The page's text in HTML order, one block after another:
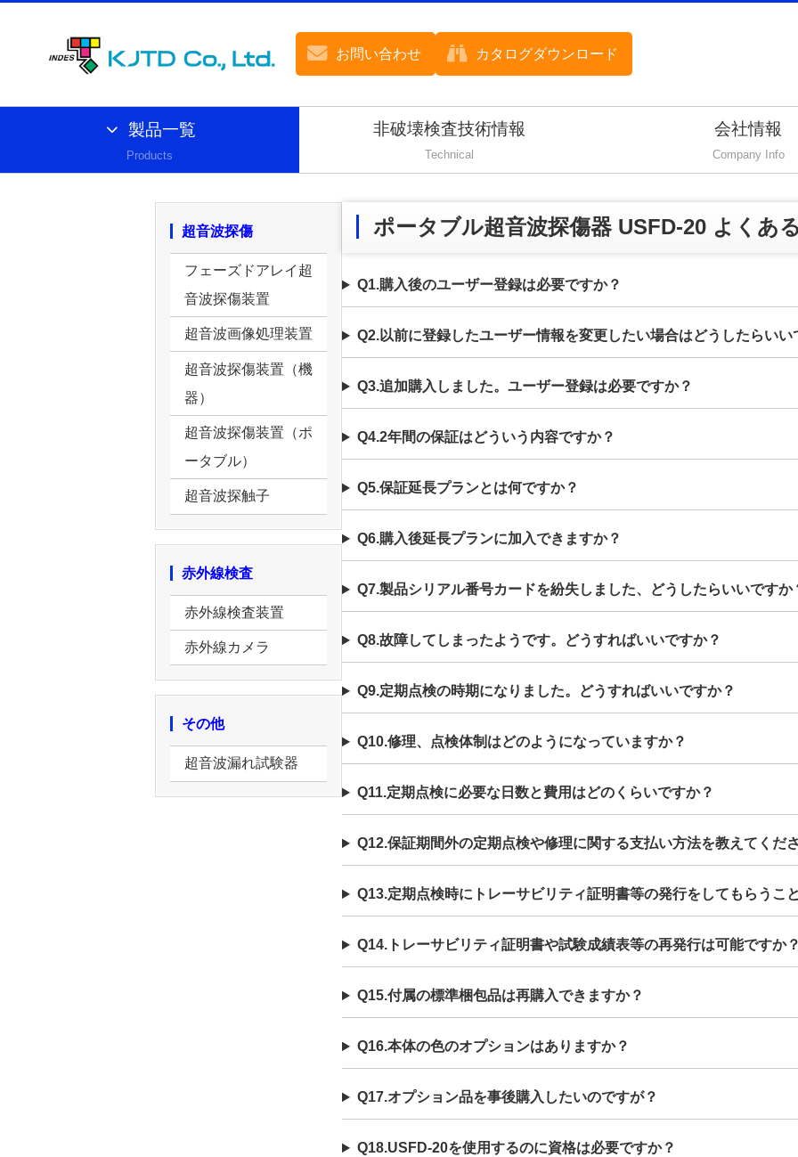
お問い合わせ カタログダウンロード
製品一覧
Products
非破壊検査技術情報
Technical
会社情報
Company Info
ポータブル超音波探傷器 USFD-20 よくあ
Q1.購入後のユーザー登録は必要ですか？
Q2.以前に登録したユーザー情報を変更したい場合はどうしたらいい
Q3.追加購入しました。ユーザー登録は必要ですか？
Q4.2年間の保証はどういう内容ですか？
Q5.保証延長プランとは何ですか？
Q6.購入後延長プランに加入できますか？
Q7.製品シリアル番号カードを紛失しました、どうしたらいいですか
Q8.故障してしまったようです。どうすればいいですか？
Q9.定期点検の時期になりました。どうすればいいですか？
Q10.修理、点検体制はどのようになっていますか？
Q11.定期点検に必要な日数と費用はどのくらいですか？
Q12.保証期間外の定期点検や修理に関する支払い方法を教えてくだ
Q13.定期点検時にトレーサビリティ証明書等の発行をしてもらうこ
Q14.トレーサビリティ証明書や試験成績表等の再発行は可能ですか
Q15.付属の標準梱包品は再購入できますか？
Q16.本体の色のオプションはありますか？
Q17.オプション品を事後購入したいのですが？
Q18.USFD-20を使用するのに資格は必要ですか？
超音波探傷
フェーズドアレイ超
音波探傷装置
超音波画像処理装置
超音波探傷装置（機
器）
超音波探傷装置（ポ
ータブル）
超音波探触子
赤外線検査
赤外線検査装置
赤外線カメラ
その他
超音波漏れ試験器